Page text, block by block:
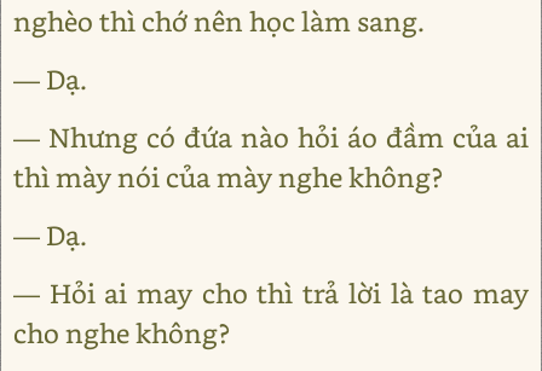
nghèo thì chớ nên học làm sang.
— Dạ.
— Nhưng có đứa nào hỏi áo đầm của ai
thì mày nói của mày nghe không?
— Dạ.
— Hỏi ai may cho thì trả lời là tao may
cho nghe không?